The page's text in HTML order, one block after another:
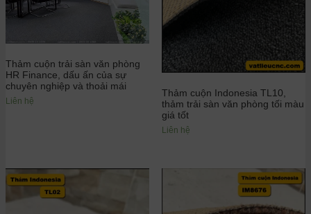
Thảm cuộn trải sàn văn phòng
HR Finance, dấu ấn của sự
chuyên nghiệp và thoải mái
Liên hệ
Thảm cuộn Indonesia TL10,
thảm trải sàn văn phòng tối màu
giá tốt
Liên hệ